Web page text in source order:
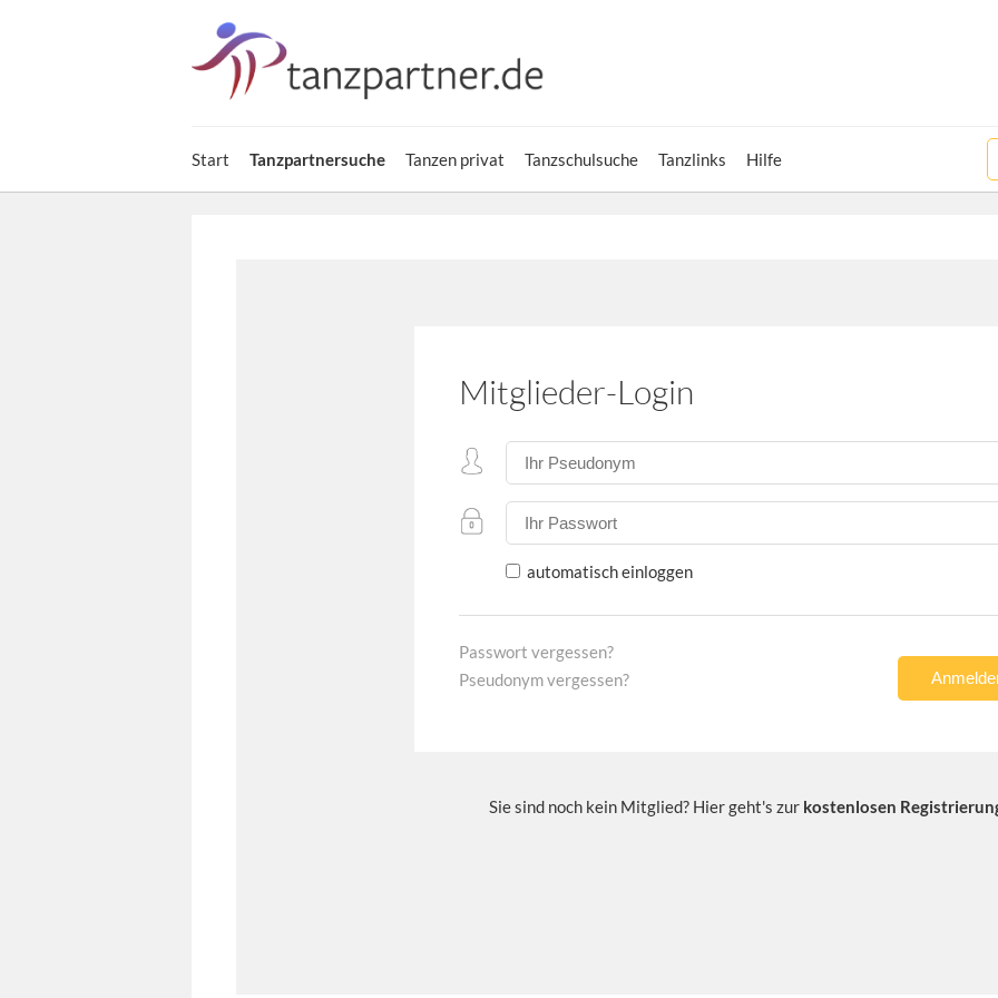
Start Tanzpartnersuche Tanzen privat Tanzschulsuche Tanzlinks Hilfe
Mitglieder-Login
automatisch einloggen
Passwort vergessen?
Pseudonym vergessen?
Sie sind noch kein Mitglied? Hier geht's zur kostenlosen